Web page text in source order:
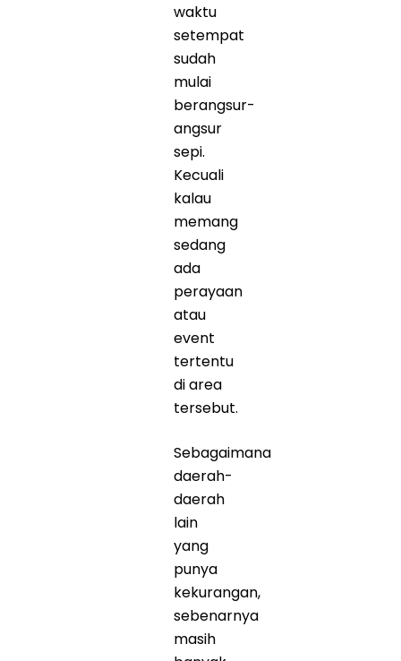
waktu
setempat
sudah
mulai
berangsur-
angsur
sepi.
Kecuali
kalau
memang
sedang
ada
perayaan
atau
event
tertentu
di area
tersebut.
Sebagaimana
daerah-
daerah
lain
yang
punya
kekurangan,
sebenarnya
masih